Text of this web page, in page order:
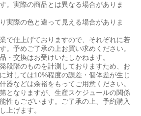
。実際の商品とは異なる場合がありま
実際の色と違って見える場合がありま
で仕上げておりますので、それぞれに若
。予めご了承の上お買い求めください。
・交換はお受けいたしかねます。
段階のものを計測しておりますため、お
対しては10%程度の誤差・個体差が生じ
器などは余裕をもってご用意ください。
となりますが、生産スケジュールの関係
性もございます。ご了承の上、予約購入
上げます。